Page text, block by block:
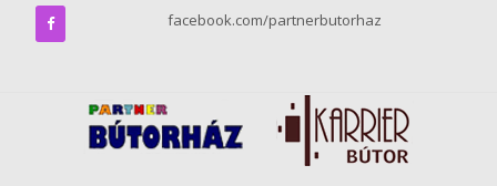
facebook.com/partnerbutorhaz